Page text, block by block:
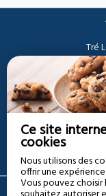
Ce site
cookies
Nous utilisons des
offrir une
Vous pouvez
Tré
17